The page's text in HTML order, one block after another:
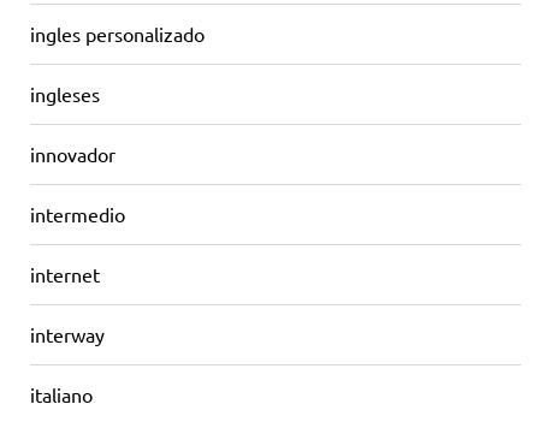
ingles personalizado
ingleses
innovador
intermedio
internet
interway
italiano